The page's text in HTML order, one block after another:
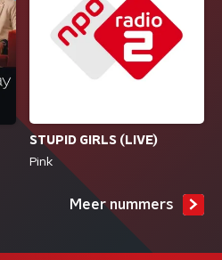
STUPID GIRLS (LIVE)
Pink
Meer nummers